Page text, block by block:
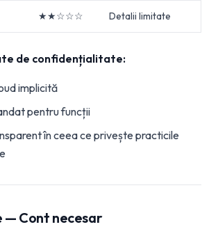
★★☆☆☆ Detalii limitate
de confidențialitate:
implicită
pentru funcții
în ceea ce privește practicile
— Cont necesar